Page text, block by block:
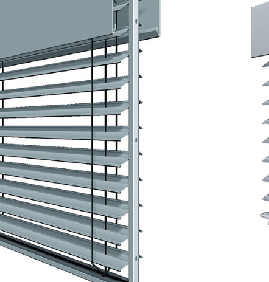
maximal 5000 mm
maximal 5000 mm
maximal 25 m²
Lauf